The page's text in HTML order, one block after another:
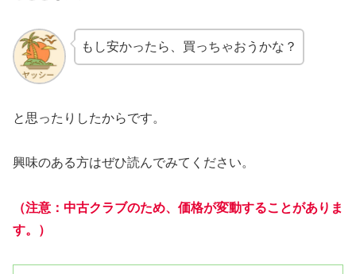
もし安かったら、買っちゃおうかな？
と思ったりしたからです。
興味のある方はぜひ読んでみてください。
（注意：中古クラブのため、価格が変動することがありま
す。）